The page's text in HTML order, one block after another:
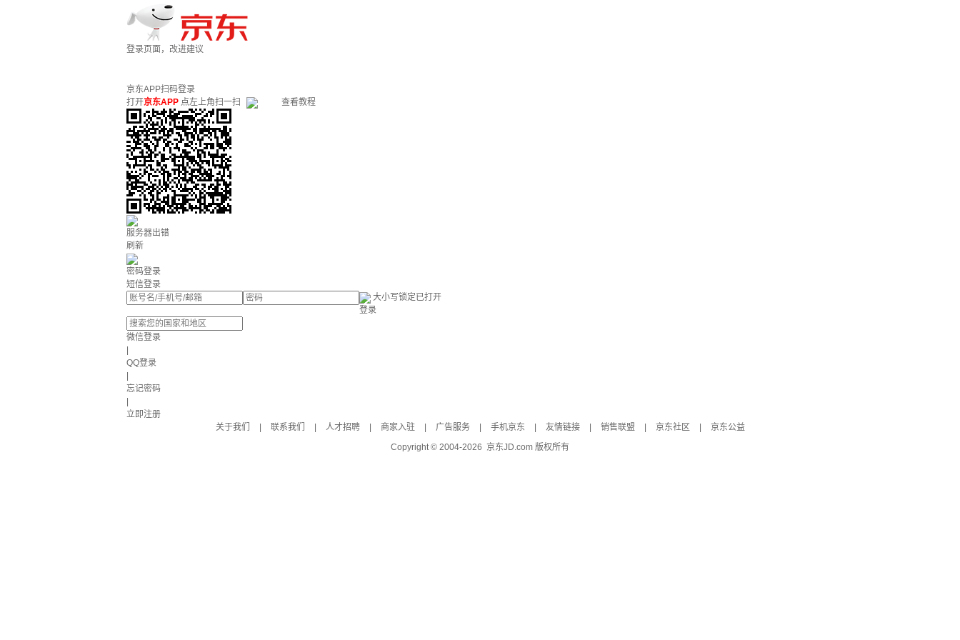
登录页面，改进建议
京东APP扫码登录
打开京东APP 点左上角扫一扫 查看教程
服务器出错
刷新
密码登录
短信登录
大小写锁定已打开
登录
微信登录
QQ登录
忘记密码
立即注册
关于我们
联系我们 人才招聘 商家入驻 广告服务 手机京东 友情链接 销售联盟 京东社区
京东公益
Copyright © 2004-2026 京东JD.com 版权所有